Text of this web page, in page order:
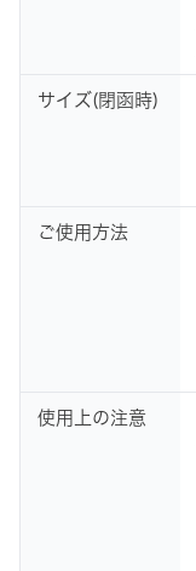
サイズ(閉函時)
ご使用方法
使用上の注意